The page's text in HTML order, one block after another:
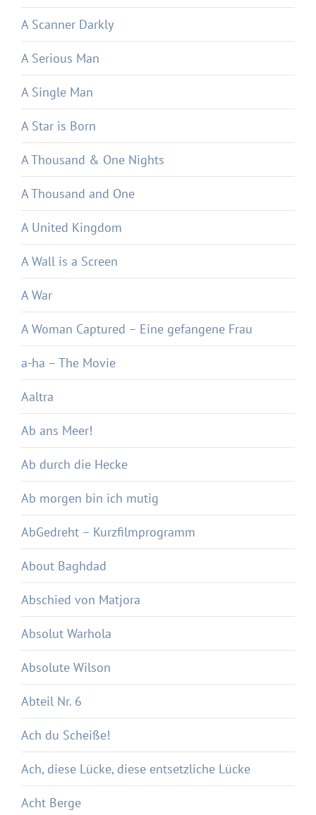
A Scanner Darkly
A Serious Man
A Single Man
A Star is Born
A Thousand & One Nights
A Thousand and One
A United Kingdom
A Wall is a Screen
A War
A Woman Captured – Eine gefangene Frau
a-ha – The Movie
Aaltra
Ab ans Meer!
Ab durch die Hecke
Ab morgen bin ich mutig
AbGedreht – Kurzfilmprogramm
About Baghdad
Abschied von Matjora
Absolut Warhola
Absolute Wilson
Abteil Nr. 6
Ach du Scheiße!
Ach, diese Lücke, diese entsetzliche Lücke
Acht Berge